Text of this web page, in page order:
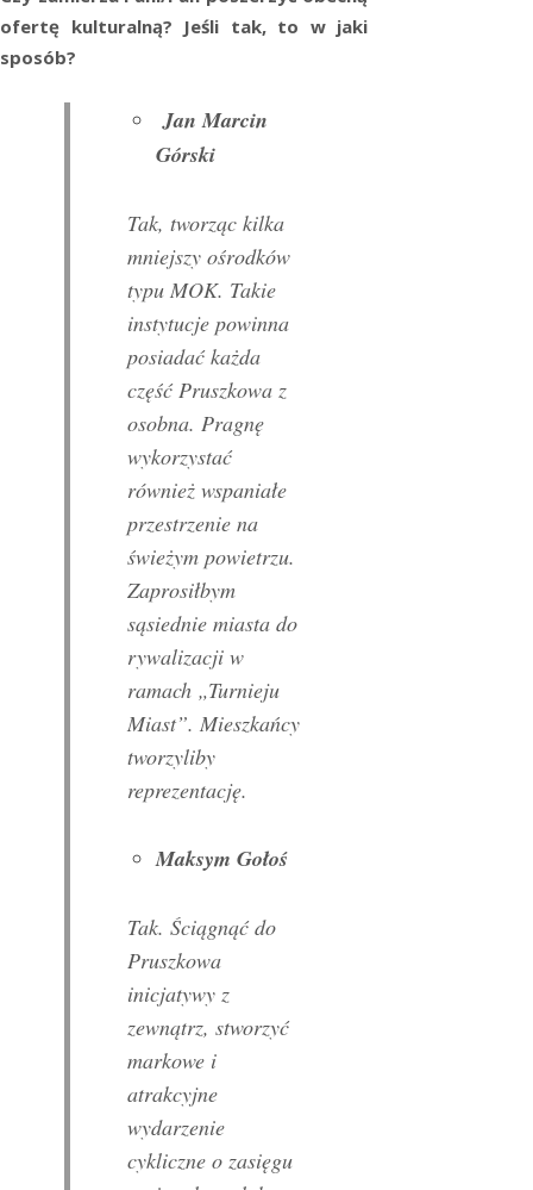
ofertę kulturalną? Jeśli tak, to w jaki
sposób?
Jan Marcin
Górski
Tak, tworząc kilka
mniejszy ośrodków
typu MOK. Takie
instytucje powinna
posiadać każda
część Pruszkowa z
osobna. Pragnę
wykorzystać
również wspaniałe
przestrzenie na
świeżym powietrzu.
Zaprosiłbym
sąsiednie miasta do
rywalizacji w
ramach „Turnieju
Miast”. Mieszkańcy
tworzyliby
reprezentację.
Maksym Gołoś
Tak. Ściągnąć do
Pruszkowa
inicjatywy z
zewnątrz, stworzyć
markowe i
atrakcyjne
wydarzenie
cykliczne o zasięgu